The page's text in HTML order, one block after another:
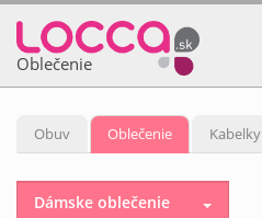
Oblečenie
Obuv Oblečenie Kabelky
Dámske oblečenie